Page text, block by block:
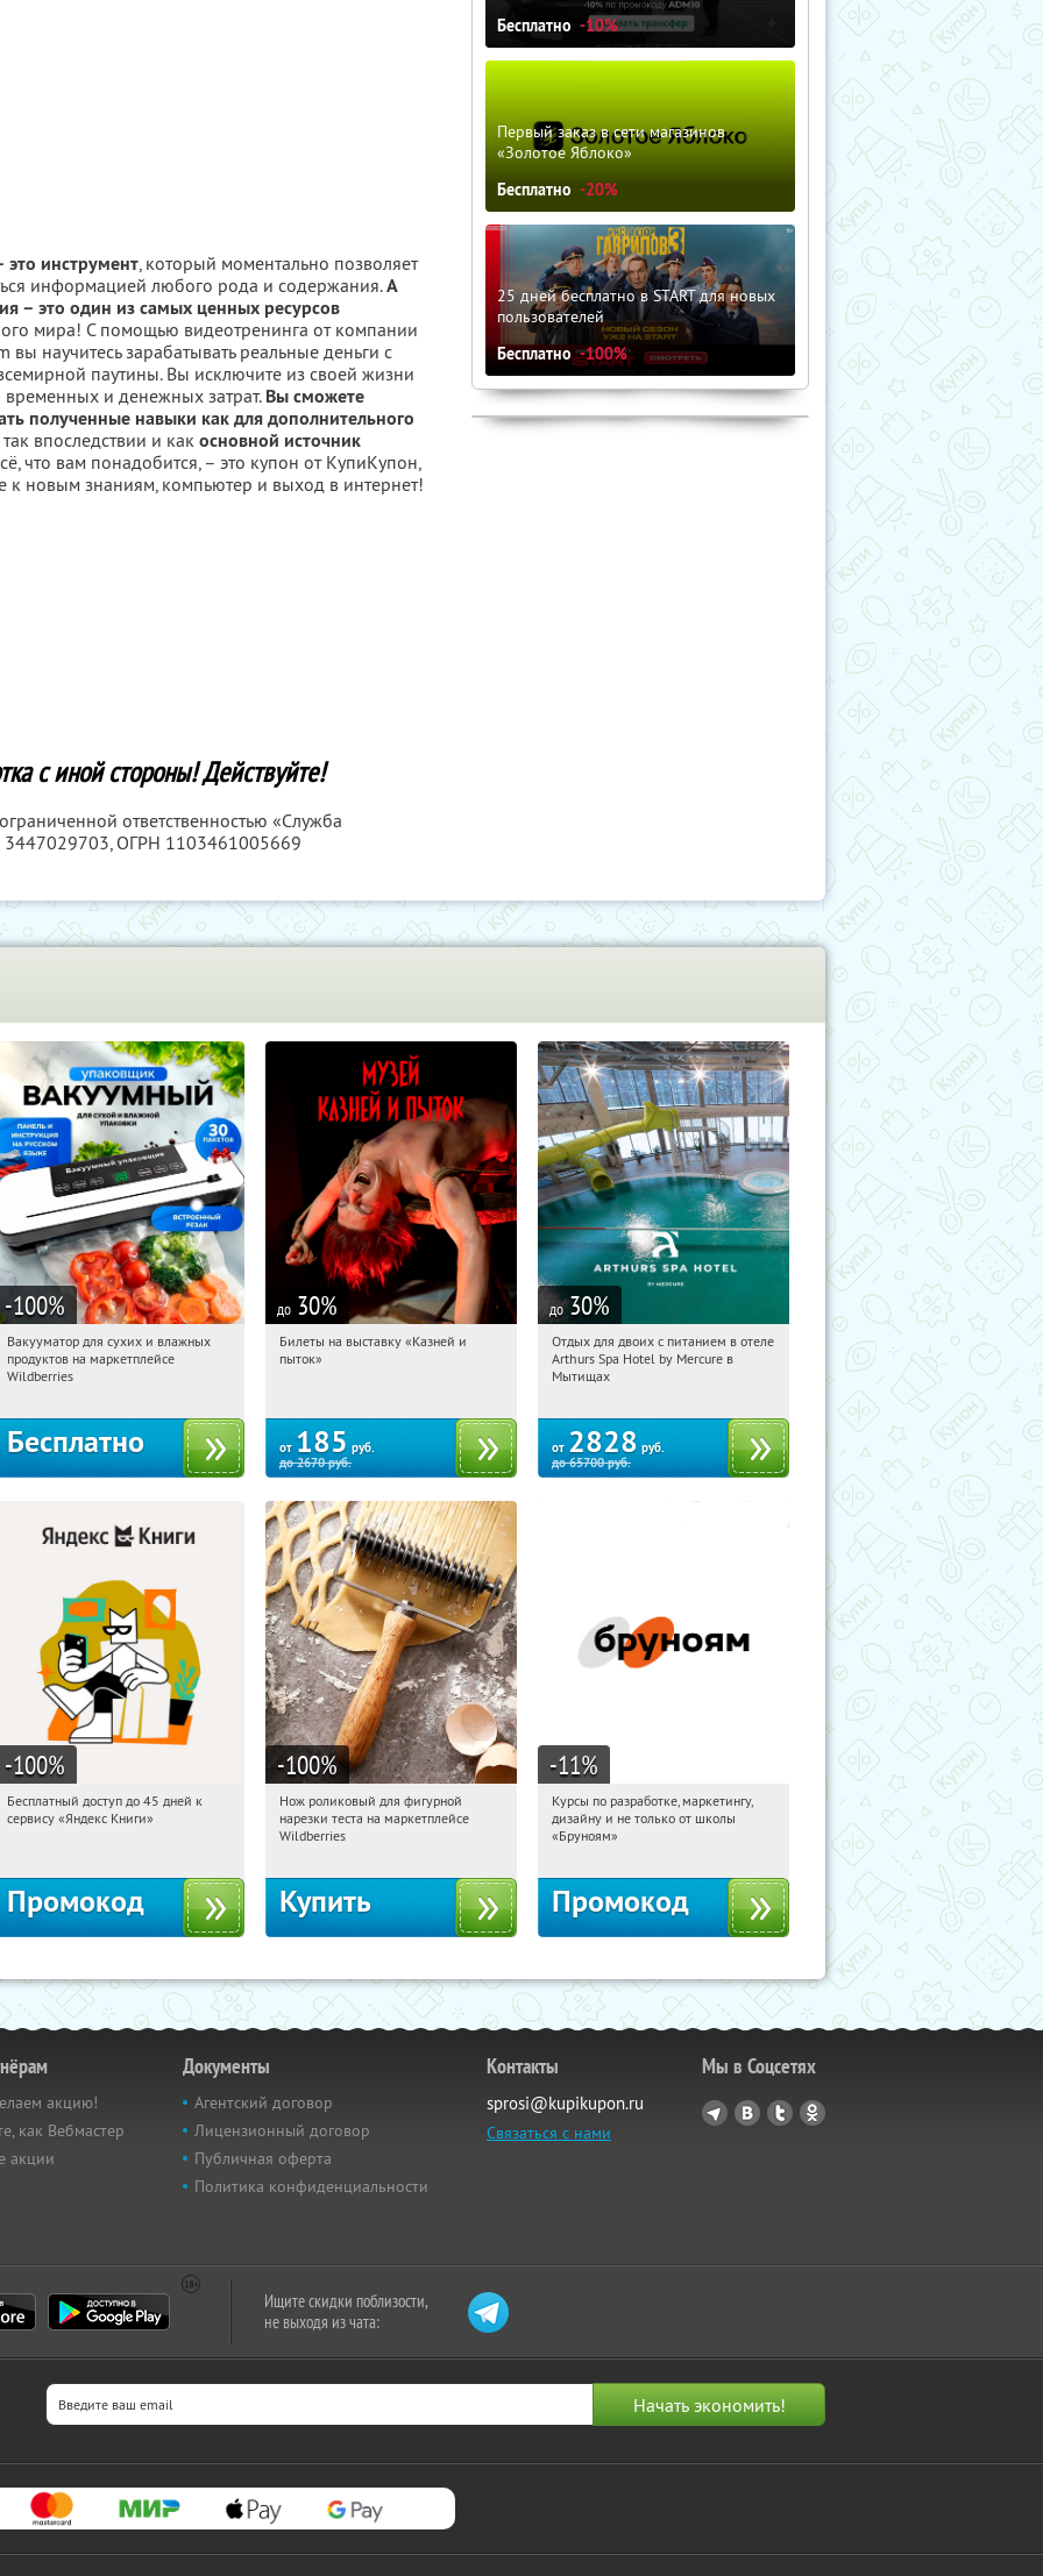
это инструмент, который моментально позволяет
информацией любого рода и содержания.А
– это один из самых ценных ресурсов
мира! С помощью видеотренинга от компании
вы научитесь зарабатывать реальные деньги с
паутины. Вы исключите из своей жизни
временных и денежных затрат. Вы сможете
полученные навыки как для дополнительного
так впоследствии и как основной источник
что вам понадобится, – это купон от КупиКупон,
к новым знаниям, компьютер и выход в интернет!
с иной стороны! Действуйте!
ответственностью «Служба
, ОГРН 1103461005669
Бесплатно -10%
Первый заказ в сети магазинов
«Золотое Яблоко»
Бесплатно -20%
25 дней бесплатно в START для новых
пользователей
Бесплатно -100%
-100%
19:26:44 Получили:174
Россия
Вакууматор для сухих и влажных
продуктов на маркетплейсе
Wildberries
Бесплатно
до 30%
19:26:44 Купили:
Билеты на выставку «Казней и
пыток»
от 185 руб.
до2670руб.
до 30%
19:26:44
Купи первым!
Московская обл., г. Мытищи, д.
Отдых для двоих с питанием в отеле
Arthurs Spa Hotel by Mercure в
Мытищах
от 2828 руб.
до65700руб.
-100%
19:26:44
Получи первым!
Бесплатный доступ до 45 дней к
сервису «Яндекс Книги»
Промокод
-100%
19:26:44 Получили:
Россия
Нож роликовый для фигурной
нарезки теста на маркетплейсе
Wildberries
Купить
-11%
19:26:44
Получи первым!
Россия
Курсы по разработке, маркетингу,
дизайну и не только от школы
«Бруноям»
Промокод
акцию!
как Вебмастер
акции
Документы
Агентский договор
Лицензионный договор
Публичная оферта
Политика конфиденциальности
Контакты
sprosi@kupikupon.ru
Связаться с нами
Мы в Соцсетях
Ищите скидки поблизости,
не выходя из чата: